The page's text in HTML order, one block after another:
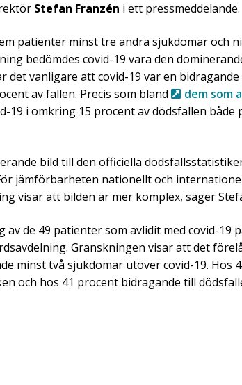
Stefan Franzén i ett pressmeddelande.
patienter minst tre andra sjukdomar och
bedömdes covid-19 vara den
det vanligare att covid-19 var en
av fallen. Precis som bland
dem som
19 i omkring 15 procent av dödsfallen både
bild till den officiella
jämförbarheten nationellt och
visar att bilden är mer komplex, säger
de 49 patienter som avlidit med covid-19
Granskningen visar att det
minst två sjukdomar utöver covid-19. Hos
och hos 41 procent bidragande till